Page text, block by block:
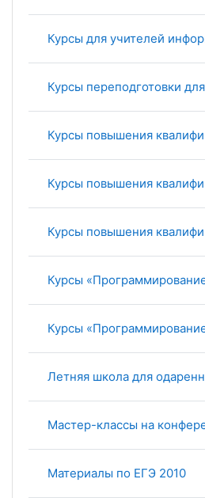
Курсы для учителей
Курсы переподготовки
Курсы повышения
Курсы повышения
Курсы повышения
Курсы
Курсы
Летняя школа для
Мастер-классы на
Материалы по ЕГЭ 2010